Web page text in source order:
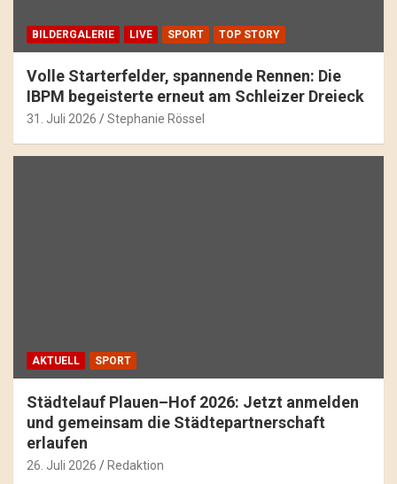
BILDERGALERIE LIVE SPORT TOP STORY
Volle Starterfelder, spannende Rennen: Die
IBPM begeisterte erneut am Schleizer Dreieck
31. Juli 2026 Stephanie Rössel
AKTUELL SPORT
Städtelauf Plauen–Hof 2026: Jetzt anmelden
und gemeinsam die Städtepartnerschaft
erlaufen
26. Juli 2026 Redaktion